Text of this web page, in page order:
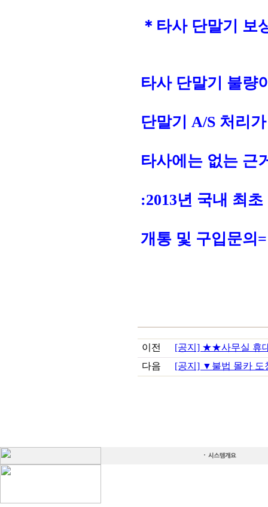
＊타사 단말기 보
타사 단말기 불량
단말기 A/S 처리
타사에는 없는 근
:2013년 국내 최
개통 및 구입문의
이전
[공지] ★★사무실 휴
다음
[공지] ▼불법 몰카 도